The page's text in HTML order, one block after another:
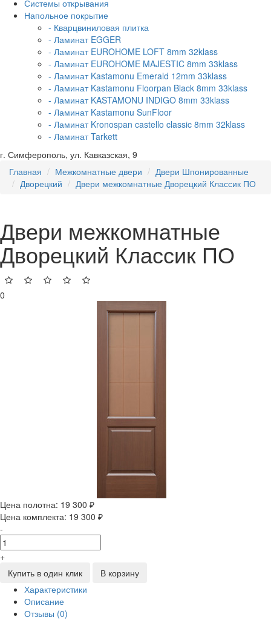
Системы открывания
Напольное покрытие
- Кварцвиниловая плитка
- Ламинат EGGER
- Ламинат EUROHOME LOFT 8mm 32klass
- Ламинат EUROHOME MAJESTIC 8mm 33klass
- Ламинат Kastamonu Emerald 12mm 33klass
- Ламинат Kastamonu Floorpan Black 8mm 33klass
- Ламинат KASTAMONU INDIGO 8mm 33klass
- Ламинат Kastamonu SunFloor
- Ламинат Kronospan castello classic 8mm 32klass
- Ламинат Tarkett
г. Симферополь, ул. Кавказская, 9
Главная
Межкомнатные двери
Двери Шпонированные
Дворецкий
Двери межкомнатные Дворецкий Классик ПО
Двери межкомнатные
Дворецкий Классик ПО
0
Цена полотна: 19 300 ₽
Цена комплекта: 19 300 ₽
-
+
Купить в один клик
В корзину
Характеристики
Описание
Отзывы (0)